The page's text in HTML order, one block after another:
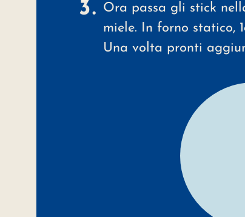
Ora passa gli stick
miele. In forno statico,
Una volta pronti